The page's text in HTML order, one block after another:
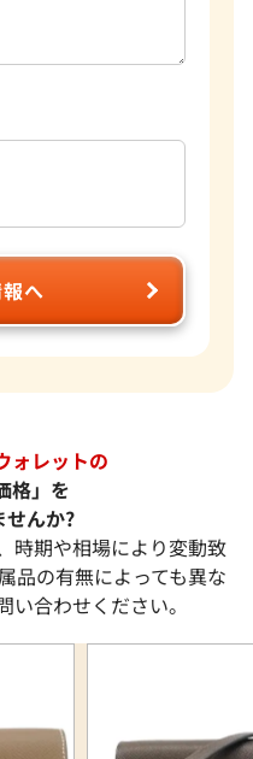
へ
ォレットの
格」を
せんか?
時期や相場により変動致
品の有無によっても異な
合わせください。